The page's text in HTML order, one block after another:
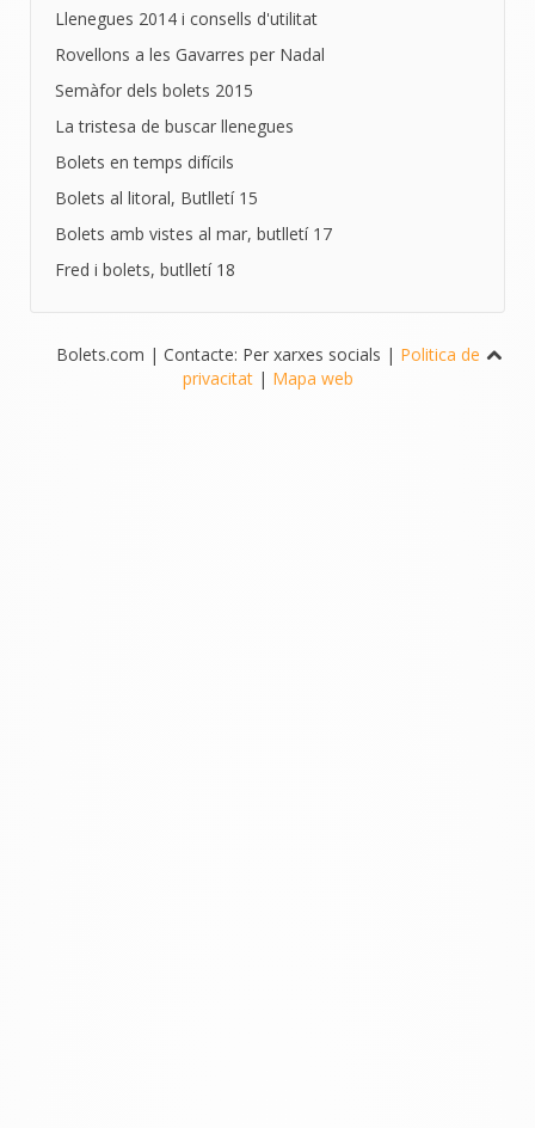
Llenegues 2014 i consells d'utilitat
Rovellons a les Gavarres per Nadal
Semàfor dels bolets 2015
La tristesa de buscar llenegues
Bolets en temps difícils
Bolets al litoral, Butlletí 15
Bolets amb vistes al mar, butlletí 17
Fred i bolets, butlletí 18
Bolets.com | Contacte: Per xarxes socials | Politica de
privacitat| Mapa web